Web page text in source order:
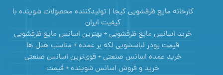
کارخانه مایع ظرفشویی کیجا | تولیدکننده محصولات شوینده با
کیفیت ایران
خرید اسانس مایع ظرفشویی + بهترین اسانس مایع ظرفشویی
قیمت پودر لباسشویی لکه بر عمده + مناسب هتل ها
خرید عمده اسانس صنعتی + قوی‌ترین اسانس‌ صنعتی
خرید و فروش اسانس شوینده + قیمت